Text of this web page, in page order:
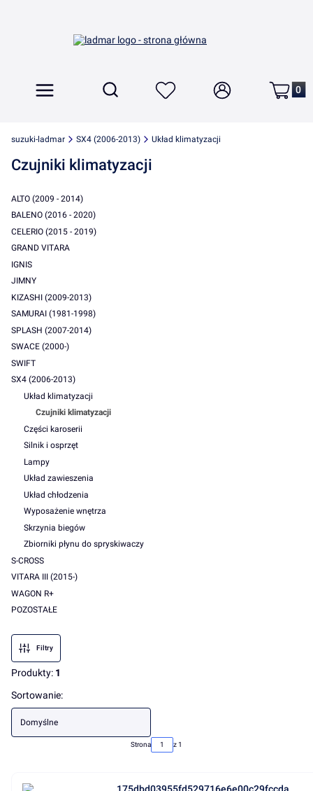
Menu Otwórz wyszukiwarkę
Szukaj Ulubione Zaloguj się Koszyk
suzuki-ladmar SX4 (2006-2013) Układ klimatyzacji
Czujniki klimatyzacji
ALTO (2009 - 2014)
BALENO (2016 - 2020)
CELERIO (2015 - 2019)
GRAND VITARA
IGNIS
JIMNY
KIZASHI (2009-2013)
SAMURAI (1981-1998)
SPLASH (2007-2014)
SWACE (2000-)
SWIFT
SX4 (2006-2013)
Układ klimatyzacji
Czujniki klimatyzacji
Części karoserii
Silnik i osprzęt
Lampy
Układ zawieszenia
Układ chłodzenia
Wyposażenie wnętrza
Skrzynia biegów
Zbiorniki płynu do spryskiwaczy
S-CROSS
VITARA III (2015-)
WAGON R+
POZOSTAŁE
Filtry
Produkty: 1
Lista produktów
Sortowanie:
Domyślne
Strona z 1